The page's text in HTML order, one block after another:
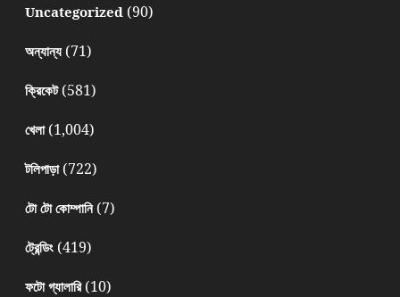
Uncategorized(90)
অন্যান্য(71)
ক্রিকেট(581)
খেলা(1,004)
টলিপাড়া(722)
টো টো কোম্পানি(7)
ট্রেন্ডিং(419)
ফটো গ্যালারি(10)